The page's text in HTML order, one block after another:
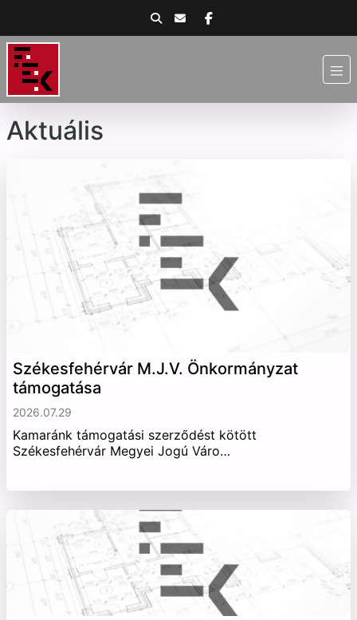
Aktuális
Székesfehérvár M.J.V. Önkormányzat
támogatása
2026.07.29
Kamaránk támogatási szerződést kötött
Székesfehérvár Megyei Jogú Váro…